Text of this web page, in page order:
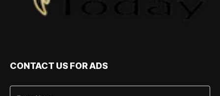
CONTACT US FOR ADS